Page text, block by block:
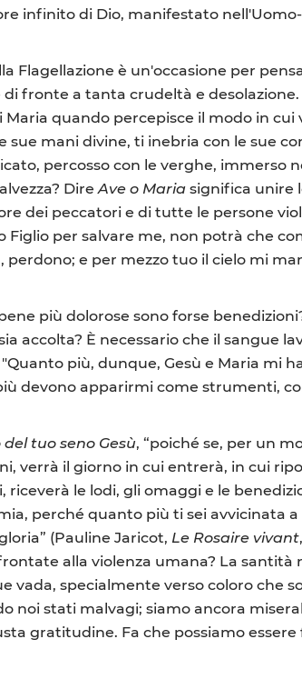
infinito di Dio, manifestato
Flagellazione è un'occasione per
fronte a tanta crudeltà e
Maria quando percepisce il modo in
sue mani divine, ti inebria con le sue
percosso con le verghe, immerso
DireAve o Mariasignifica unire
dei peccatori e di tutte le persone
Figlio per salvare me, non potrà che
perdono; e per mezzo tuo il cielo mi
più dolorose sono forse
accolta? È necessario che il sangue
più, dunque, Gesù e Maria mi
devono apparirmi come strumenti,
tuo seno Gesù, “poiché se, per un
verrà il giorno in cui entrerà, in cui
riceverà le lodi, gli omaggi e le
perché quanto più ti sei avvicinata
(Pauline Jaricot, Le Rosaire vivant
alla violenza umana? La
vada, specialmente verso coloro che
noi stati malvagi; siamo ancora
gratitudine. Fa che possiamo